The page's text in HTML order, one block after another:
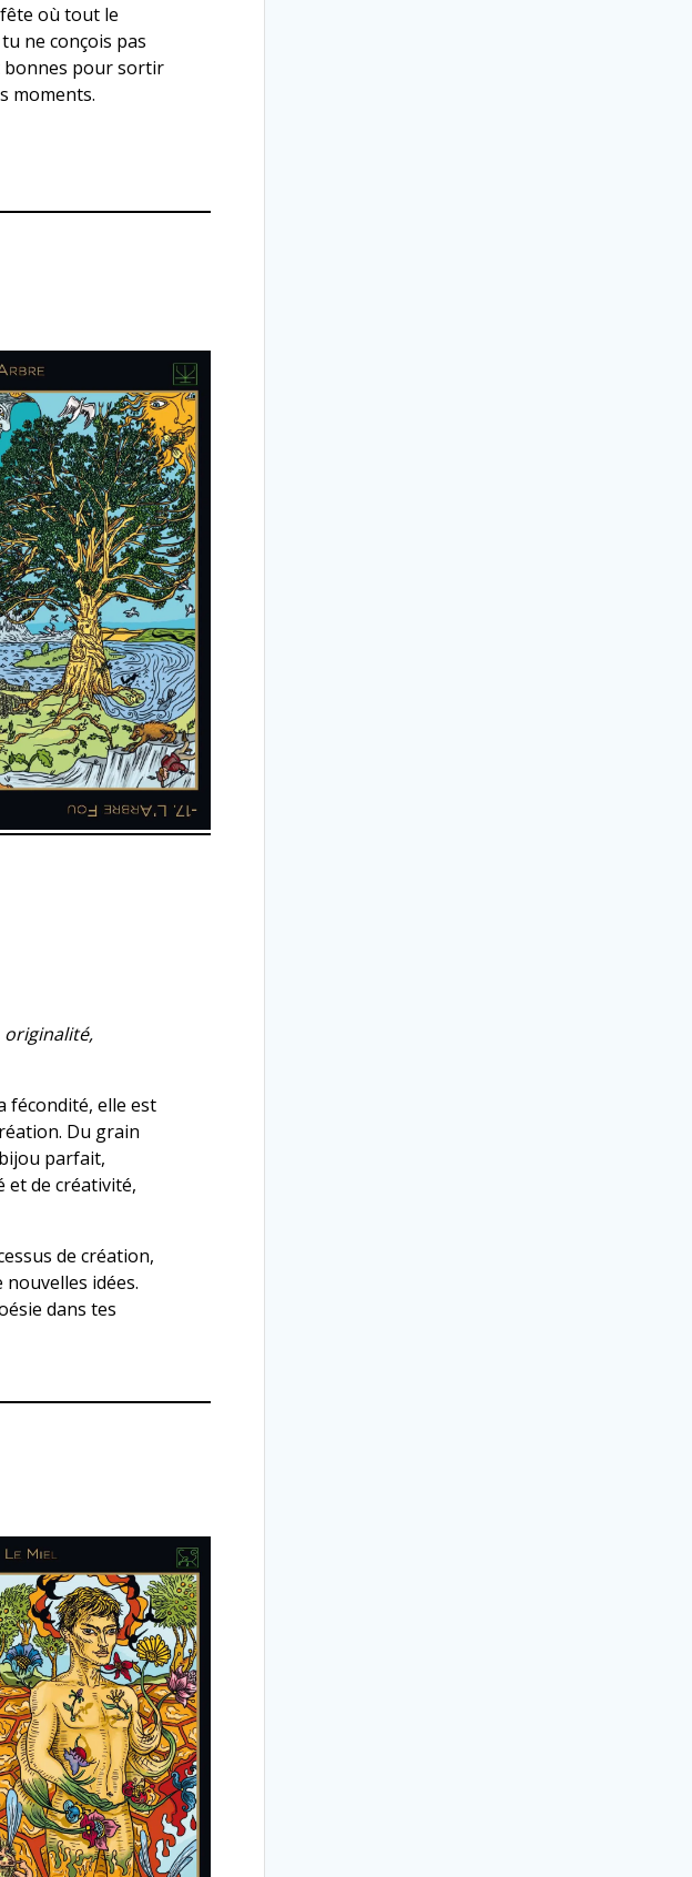
où tout le
ne conçois pas
bonnes pour sortir
moments.
originalité,
fécondité, elle est
Du grain
parfait,
et de créativité,
de création,
idées.
dans tes